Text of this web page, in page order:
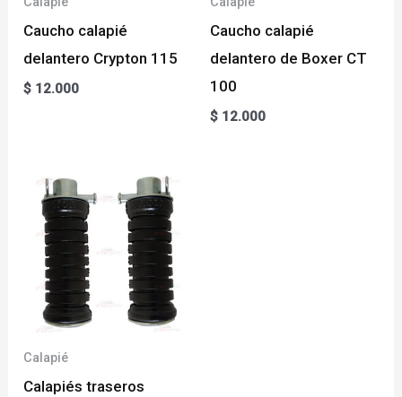
Caucho calapié
delantero Crypton 115
$ 12.000
Caucho calapié
delantero de Boxer CT
100
$ 12.000
Calapié
Calapiés traseros